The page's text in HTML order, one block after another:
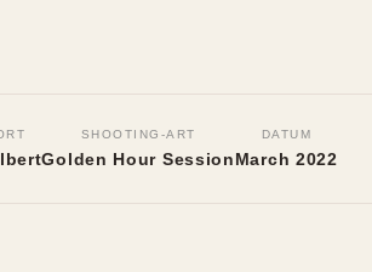
Shooting im
Tageslichtstudio
SHOOTING-ART
Golden Hour Session
DATUM
March 2022